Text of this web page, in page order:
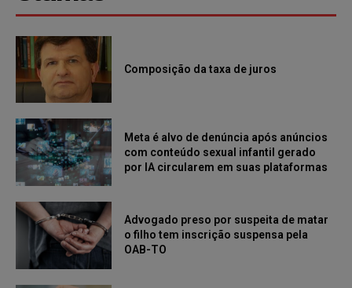
Composição da taxa de juros
Meta é alvo de denúncia após anúncios
com conteúdo sexual infantil gerado
por IA circularem em suas plataformas
Advogado preso por suspeita de matar
o filho tem inscrição suspensa pela
OAB-TO